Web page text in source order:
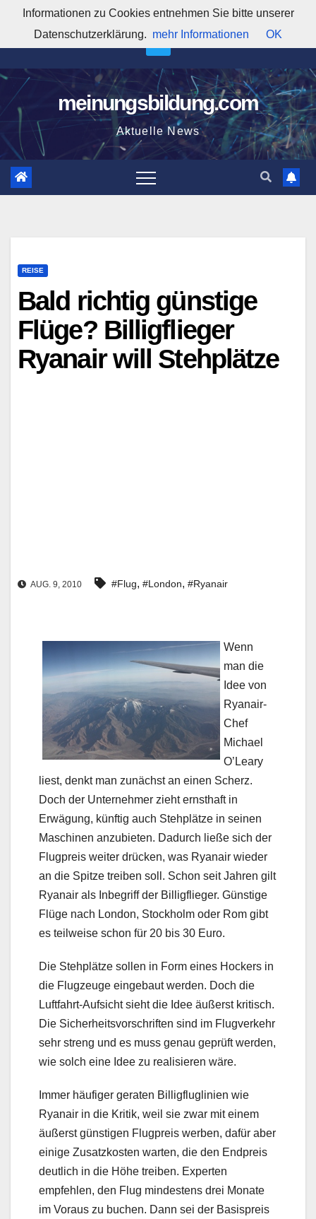
springen
2:02:30 AM
meinungsbildung.com
Aktuelle News
REISE
Bald richtig günstige
Flüge? Billigflieger
Ryanair will Stehplätze
AUG. 9, 2010 #Flug, #London, #Ryanair
Wenn
man die
Idee von
Ryanair-
Chef
Michael
O’Leary
liest, denkt man zunächst an einen Scherz.
Doch der Unternehmer zieht ernsthaft in
Erwägung, künftig auch Stehplätze in seinen
Maschinen anzubieten. Dadurch ließe sich der
Flugpreis weiter drücken, was Ryanair wieder
an die Spitze treiben soll. Schon seit Jahren gilt
Ryanair als Inbegriff der Billigflieger. Günstige
Flüge nach London, Stockholm oder Rom gibt
es teilweise schon für 20 bis 30 Euro.
Die Stehplätze sollen in Form eines Hockers in
die Flugzeuge eingebaut werden. Doch die
Luftfahrt-Aufsicht sieht die Idee äußerst kritisch.
Die Sicherheitsvorschriften sind im Flugverkehr
sehr streng und es muss genau geprüft werden,
wie solch eine Idee zu realisieren wäre.
Immer häufiger geraten Billigfluglinien wie
Ryanair in die Kritik, weil sie zwar mit einem
äußerst günstigen Flugpreis werben, dafür aber
einige Zusatzkosten warten, die den Endpreis
deutlich in die Höhe treiben. Experten
empfehlen, den Flug mindestens drei Monate
im Voraus zu buchen. Dann sei der Basispreis
Informationen zu Cookies entnehmen Sie bitte unserer
Datenschutzerklärung. mehr Informationen OK